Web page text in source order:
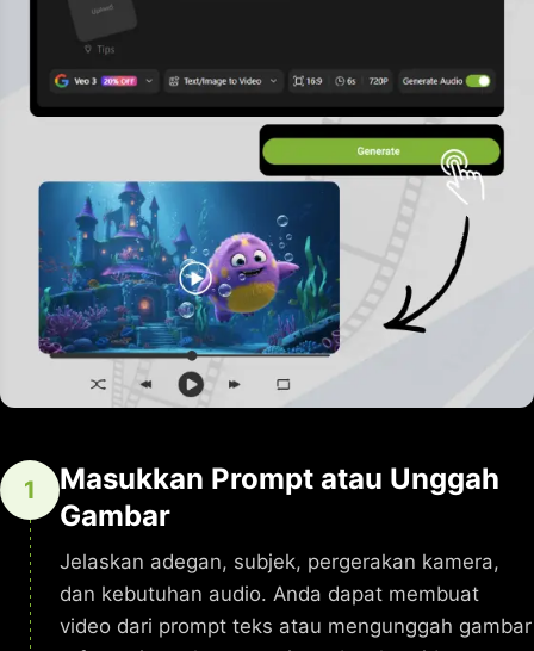
1
Masukkan Prompt atau Unggah
Gambar
Jelaskan adegan, subjek, pergerakan kamera,
dan kebutuhan audio. Anda dapat membuat
video dari prompt teks atau mengunggah gambar